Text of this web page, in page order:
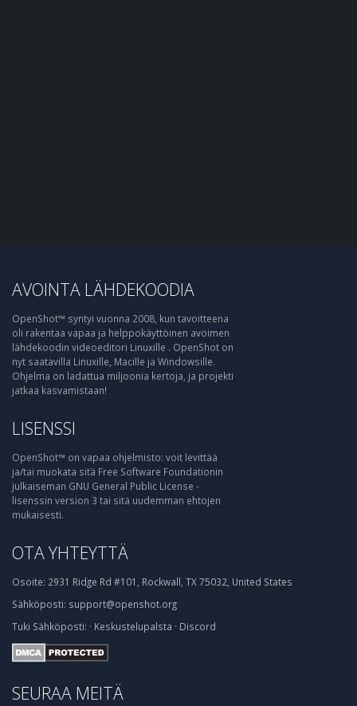
AVOINTA LÄHDEKOODIA
OpenShot™ syntyi vuonna 2008, kun tavoitteena
oli rakentaa vapaa ja helppokäyttöinen avoimen
lähdekoodin videoeditori Linuxille . OpenShot on
nyt saatavilla Linuxille, Macille ja Windowsille.
Ohjelma on ladattua miljoonia kertoja, ja projekti
jatkaa kasvamistaan!
LISENSSI
OpenShot™ on vapaa ohjelmisto: voit levittää
ja/tai muokata sitä Free Software Foundationin
julkaiseman GNU General Public License -
lisenssin version 3 tai sitä uudemman ehtojen
mukaisesti.
OTA YHTEYTTÄ
Osoite: 2931 Ridge Rd #101, Rockwall, TX 75032, United States
Sähköposti: support@openshot.org
Tuki Sähköposti: · Keskustelupalsta · Discord
SEURAA MEITÄ